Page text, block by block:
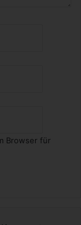
Browser für